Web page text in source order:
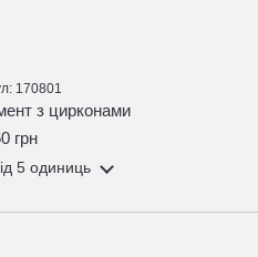
170801
з цирконами
грн
5 одиниць